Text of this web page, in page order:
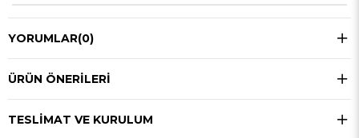
YORUMLAR(0)
ÜRÜN ÖNERILERI
TESLIMAT VE KURULUM